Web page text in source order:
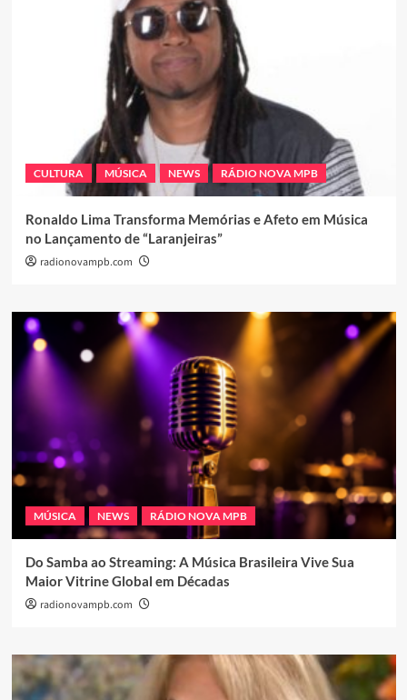
CULTURA MÚSICA NEWS RÁDIO NOVA MPB
Ronaldo Lima Transforma Memórias e Afeto em Música
no Lançamento de “Laranjeiras”
radionovampb.com
MÚSICA NEWS RÁDIO NOVA MPB
Do Samba ao Streaming: A Música Brasileira Vive Sua
Maior Vitrine Global em Décadas
radionovampb.com